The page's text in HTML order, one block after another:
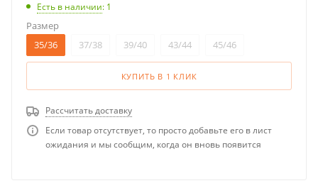
Есть в наличии: 1
Размер
35/36
37/38 39/40 43/44 45/46
КУПИТЬ В 1 КЛИК
Рассчитать доставку
Если товар отсутствует, то просто добавьте его в лист
ожидания и мы сообщим, когда он вновь появится